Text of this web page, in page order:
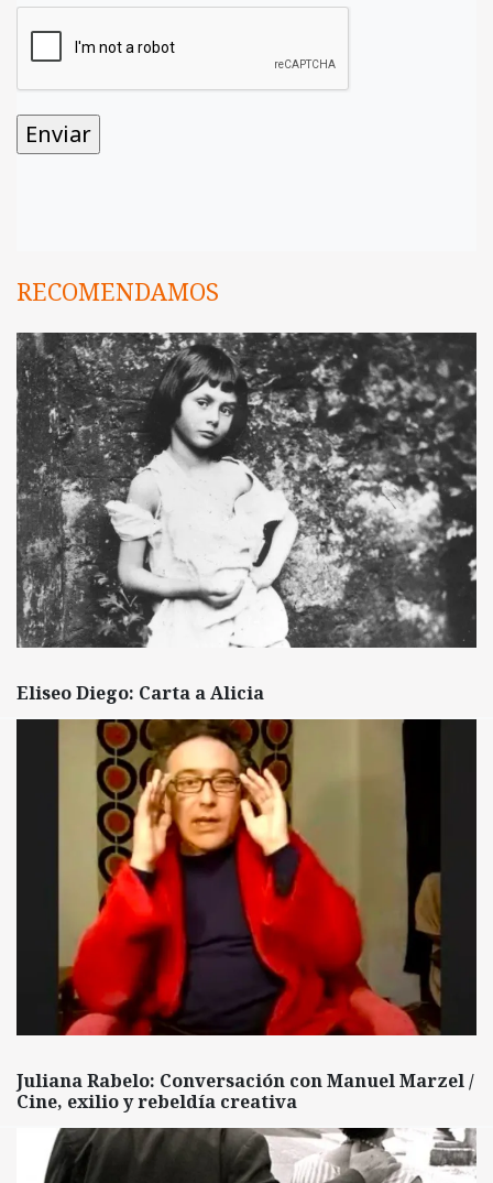
RECOMENDAMOS
Eliseo Diego: Carta a Alicia
Juliana Rabelo: Conversación con Manuel Marzel /
Cine, exilio y rebeldía creativa